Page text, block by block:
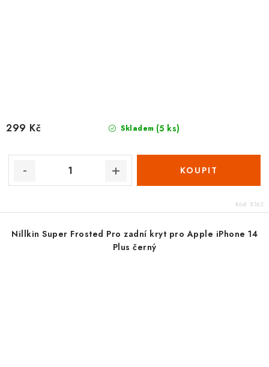
Skladem (5 ks)
299 Kč
Kód: 8163
Nillkin Super Frosted Pro zadní kryt pro Apple iPhone 14
Plus černý